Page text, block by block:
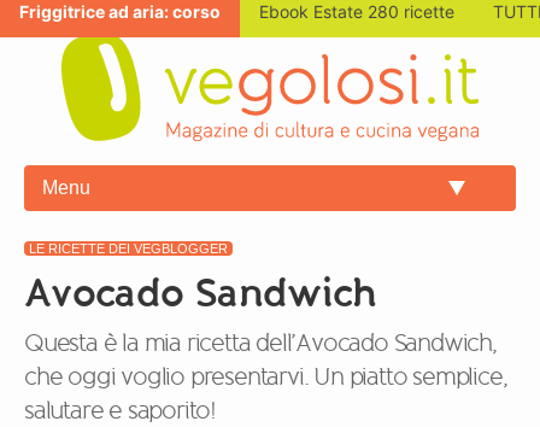
Friggitrice ad aria: corso Ebook Estate 280 ricette
Menu
LE RICETTE DEI VEGBLOGGER
Avocado Sandwich
Questa è la mia ricetta dell’Avocado Sandwich,
che oggi voglio presentarvi. Un piatto semplice,
salutare e saporito!